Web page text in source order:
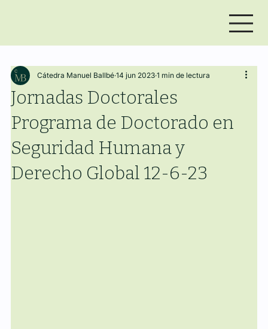
Jornadas Doctorales
Programa de Doctorado en
Seguridad Humana y
Derecho Global 12-6-23
Cátedra Manuel Ballbé 14 jun 2023 1 min de lectura